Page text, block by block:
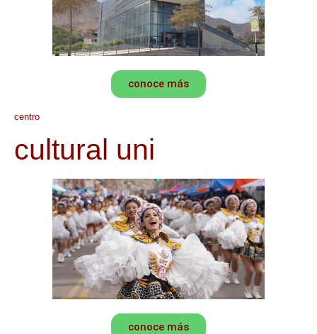
conoce más
centro
cultural uni
conoce más